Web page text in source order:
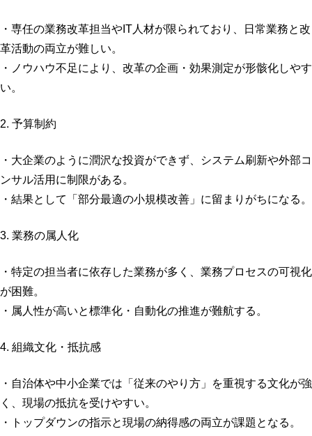
・専任の業務改革担当やIT人材が限られており、日常業務と改
革活動の両立が難しい。
・ノウハウ不足により、改革の企画・効果測定が形骸化しやす
い。
2. 予算制約
・大企業のように潤沢な投資ができず、システム刷新や外部コ
ンサル活用に制限がある。
・結果として「部分最適の小規模改善」に留まりがちになる。
3. 業務の属人化
・特定の担当者に依存した業務が多く、業務プロセスの可視化
が困難。
・属人性が高いと標準化・自動化の推進が難航する。
4. 組織文化・抵抗感
・自治体や中小企業では「従来のやり方」を重視する文化が強
く、現場の抵抗を受けやすい。
・トップダウンの指示と現場の納得感の両立が課題となる。